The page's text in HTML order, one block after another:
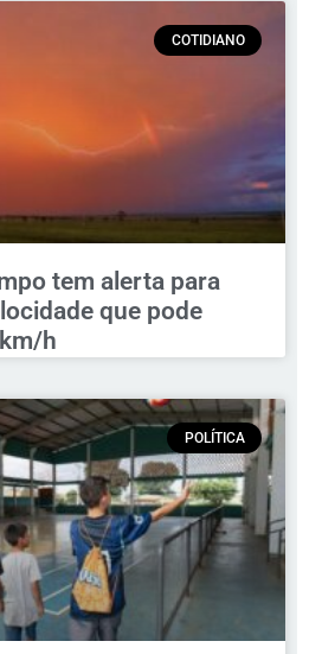
COTIDIANO
tem alerta para
que pode
h
POLÍTICA